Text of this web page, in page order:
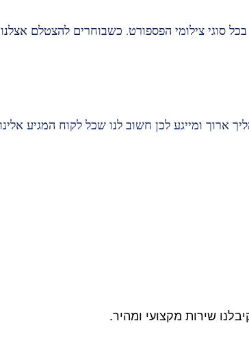
שנות ניסיון אנחנו בפוטושופ 31 מתמחים בכל סוגי צילומי
ארוך ומייגע לכן חשוב לנו שכל לקוח המגיע
שירות מקצועי ומהיר.